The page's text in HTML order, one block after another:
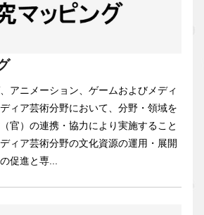
アニメーション、ゲームおよびメディ
ィア芸術分野において、分野・領域を
官）の連携・協力により実施すること
ィア芸術分野の文化資源の運用・展開
促進と専...